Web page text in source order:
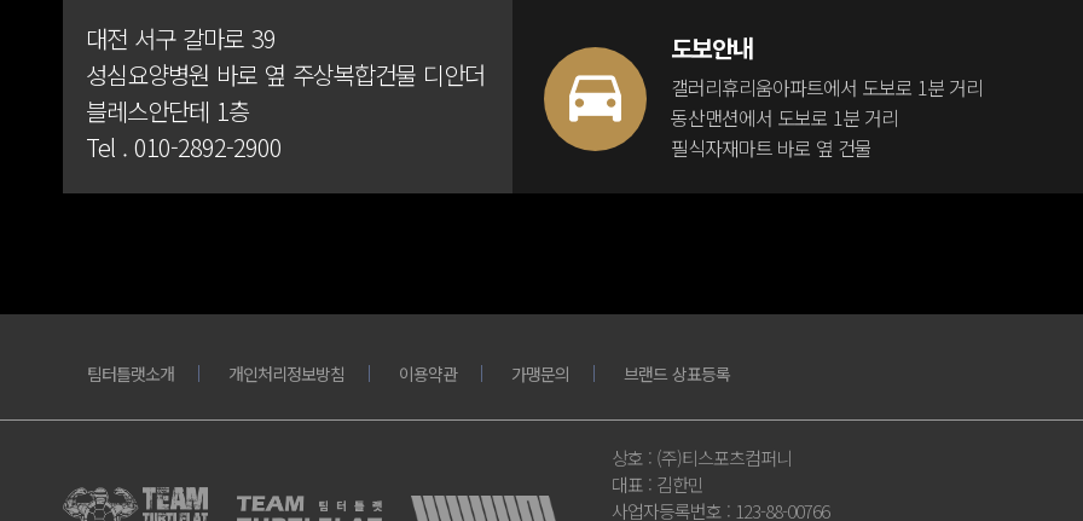
대전 서구 갈마로 39
성심요양병원 바로 옆 주상복합건물 디안더
블레스안단테 1층
Tel . 010-2892-2900
도보안내
갤러리휴리움아파트에서 도보로 1분 거리
동산맨션에서 도보로 1분 거리
필식자재마트 바로 옆 건물
팀터틀랫소개 개인처리정보방침 이용약관 가맹문의 브랜드 상표등록
상호 : (주)티스포츠컴퍼니
대표 : 김한민
사업자등록번호 : 123-88-00766